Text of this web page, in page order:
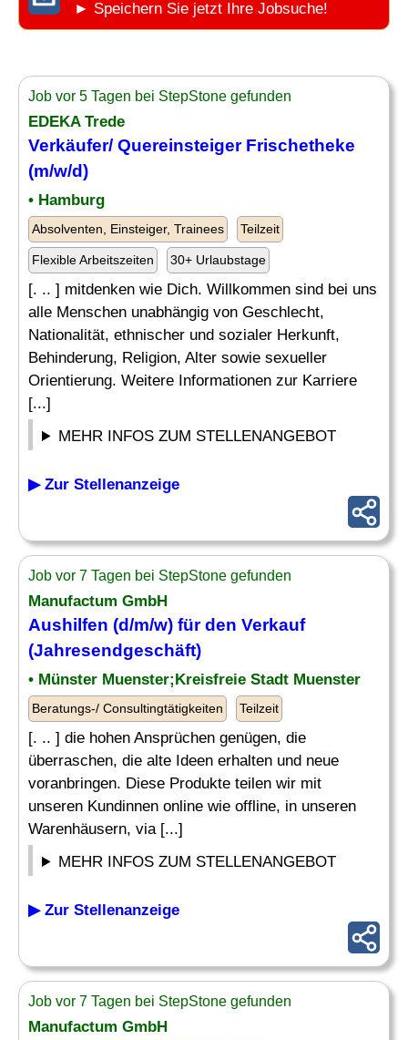
► Speichern Sie jetzt Ihre Jobsuche!
Job vor 5 Tagen bei StepStone gefunden
EDEKA Trede
Verkäufer/ Quereinsteiger Frischetheke
(m/w/d)
• Hamburg
Absolventen, Einsteiger, Trainees Teilzeit
Flexible Arbeitszeiten 30+ Urlaubstage
[. .. ] mitdenken wie Dich. Willkommen sind bei uns
alle Menschen unabhängig von Geschlecht,
Nationalität, ethnischer und sozialer Herkunft,
Behinderung, Religion, Alter sowie sexueller
Orientierung. Weitere Informationen zur Karriere
[...]
MEHR INFOS ZUM STELLENANGEBOT
▶ Zur Stellenanzeige
Job vor 7 Tagen bei StepStone gefunden
Manufactum GmbH
Aushilfen (d/m/w) für den Verkauf
(Jahresendgeschäft)
• Münster Muenster;Kreisfreie Stadt Muenster
Beratungs-/ Consultingtätigkeiten Teilzeit
[. .. ] die hohen Ansprüchen genügen, die
überraschen, die alte Ideen erhalten und neue
voranbringen. Diese Produkte teilen wir mit
unseren Kundinnen online wie offline, in unseren
Warenhäusern, via [...]
MEHR INFOS ZUM STELLENANGEBOT
▶ Zur Stellenanzeige
Job vor 7 Tagen bei StepStone gefunden
Manufactum GmbH